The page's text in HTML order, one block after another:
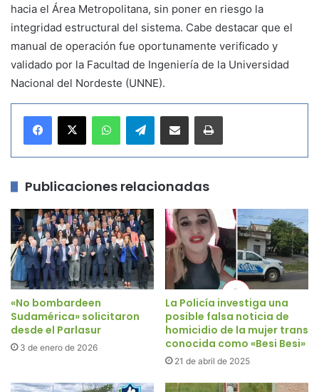
hacia el Área Metropolitana, sin poner en riesgo la
integridad estructural del sistema. Cabe destacar que el
manual de operación fue oportunamente verificado y
validado por la Facultad de Ingeniería de la Universidad
Nacional del Nordeste (UNNE).
Telegram
Publicaciones relacionadas
«No bombardeen
Sudamérica» solicitaron
desde el Parlasur
3 de enero de 2026
La Policía investiga una
posible falsa noticia de
homicidio de la mujer trans
conocida como «Besi Besi»
21 de abril de 2025